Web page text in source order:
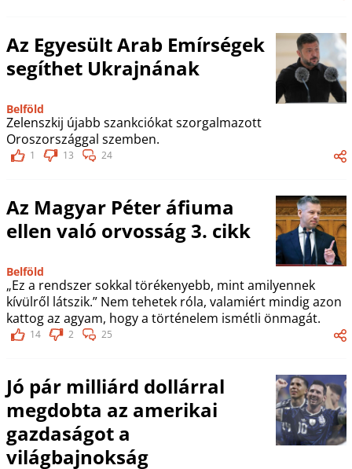
Az Egyesült Arab Emírségek
segíthet Ukrajnának
Belföld
Zelenszkij újabb szankciókat szorgalmazott
Oroszországgal szemben.
1 13 24
Az Magyar Péter áfiuma
ellen való orvosság 3. cikk
Belföld
„Ez a rendszer sokkal törékenyebb, mint amilyennek
kívülről látszik.” Nem tehetek róla, valamiért mindig azon
kattog az agyam, hogy a történelem ismétli önmagát.
14 2 25
Jó pár milliárd dollárral
megdobta az amerikai
gazdaságot a
világbajnokság